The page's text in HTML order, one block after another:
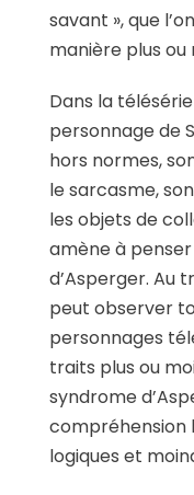
savant », que
manière plus ou
Dans la télésérie
personnage de
hors normes,
le sarcasme,
les objets de
amène à penser
d’Asperger. Au
peut observer
personnages
traits plus ou
syndrome
compréhension
logiques et